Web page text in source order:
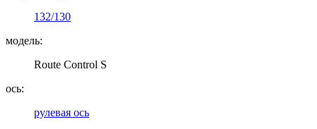
132/130
модель:
Route Control S
ось:
рулевая ось